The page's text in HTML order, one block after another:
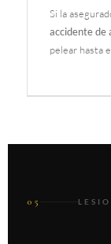
Si la
accidente de
pelear hasta
05